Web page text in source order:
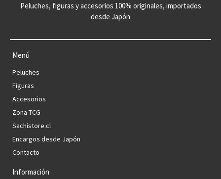
Peluches, figuras y accesorios 100% originales, importados
desde Japón
Menú
Peluches
Figuras
Accesorios
Zona TCG
Sachistore.cl
Encargos desde Japón
Contacto
Información